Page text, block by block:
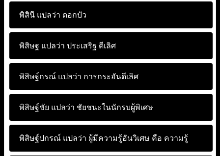
พิสินี แปลว่า ดอกบัว
พิสิษฐ แปลว่า ประเสริฐ ดีเลิศ
พิสิษฐ์กรณ์ แปลว่า การกระอันดีเลิศ
พิสิษฐ์ชัย แปลว่า ชัยชนะในนักรบผู้พิเศษ
พิสิษฐ์ปกรณ์ แปลว่า ผู้มีความรู้อันวิเศษ คือ ความรู้